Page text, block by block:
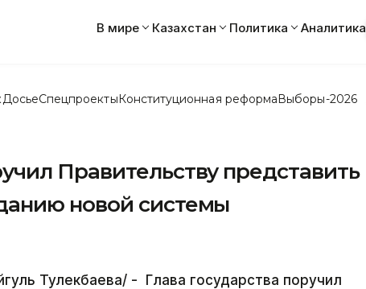
В мире Казахстан Политика Аналитика
ДосьеСпецпроектыКонституционная реформаВыборы-2026
Правительству представить
новой системы
Тулекбаева/ - Глава государства поручил